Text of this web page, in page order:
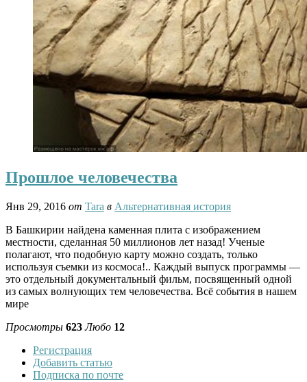
Прошлое человечества
Янв 29, 2016 от Tara в Альтернативная история
В Башкирии найдена каменная плита с изображением
местности, сделанная 50 миллионов лет назад! Ученые
полагают, что подобную карту можно создать, только
используя съемки из космоса!.. Каждый выпуск программы —
это отдельный документальный фильм, посвященный одной
из самых волнующих тем человечества. Всё события в нашем
мире
Просмотры 623 Любо 12
Регистрация
Добавить статью
Подписка по почте